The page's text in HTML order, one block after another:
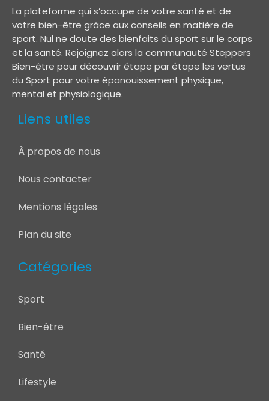
La plateforme qui s’occupe de votre santé et de
votre bien-être grâce aux conseils en matière de
sport. Nul ne doute des bienfaits du sport sur le corps
et la santé. Rejoignez alors la communauté Steppers
Bien-être pour découvrir étape par étape les vertus
du Sport pour votre épanouissement physique,
mental et physiologique.
Liens utiles
À propos de nous
Nous contacter
Mentions légales
Plan du site
Catégories
Sport
Bien-être
Santé
Lifestyle